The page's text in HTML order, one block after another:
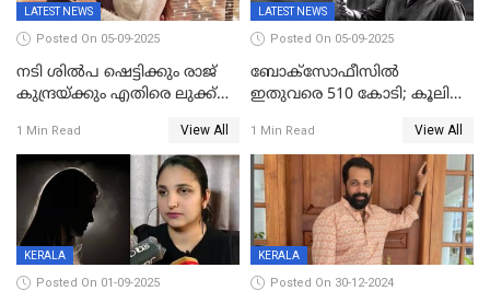
LATEST NEWS
Posted On 05-09-2025
നടി ശിൽപ ഷെട്ടിക്കും രാജ്
കുന്ദ്രയ്ക്കും എതിരെ ലുക്ക്
1 Min Read View All
LATEST NEWS
Posted On 05-09-2025
ബോക്സോഫീസിൽ
ഇതുവരെ 510 കോടി; കൂലി
തീയതി പുറത്ത്
1 Min Read View All
KERALA
Posted On 01-09-2025
KERALA
Posted On 30-12-2024